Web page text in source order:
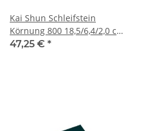
Kai Shun Schleifstein
Körnung 800 18,5/6,4/2,0 cm
L/B/H
47,25 € *